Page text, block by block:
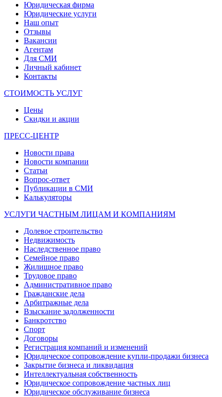
Юридическая фирма
Юридические услуги
Наш опыт
Отзывы
Вакансии
Агентам
Для СМИ
Личный кабинет
Контакты
СТОИМОСТЬ УСЛУГ
Цены
Скидки и акции
ПРЕСС-ЦЕНТР
Новости права
Новости компании
Статьи
Вопрос-ответ
Публикации в СМИ
Калькуляторы
УСЛУГИ ЧАСТНЫМ ЛИЦАМ И КОМПАНИЯМ
Долевое строительство
Недвижимость
Наследственное право
Семейное право
Жилищное право
Трудовое право
Административное право
Гражданские дела
Арбитражные дела
Взыскание задолженности
Банкротство
Спорт
Договоры
Регистрация компаний и изменений
Юридическое сопровождение купли-продажи бизнеса
Закрытие бизнеса и ликвидация
Интеллектуальная собственность
Юридическое сопровождение частных лиц
Юридическое обслуживание бизнеса